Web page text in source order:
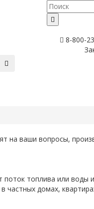
8-800-
на ваши вопросы,
топлива или воды
домах,